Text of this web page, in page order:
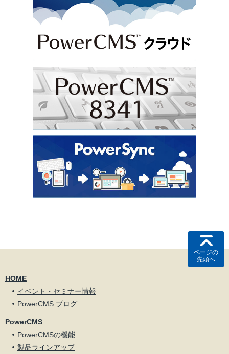
ページの
先頭へ
HOME
イベント・セミナー情報
PowerCMS ブログ
PowerCMS
PowerCMSの機能
製品ラインアップ